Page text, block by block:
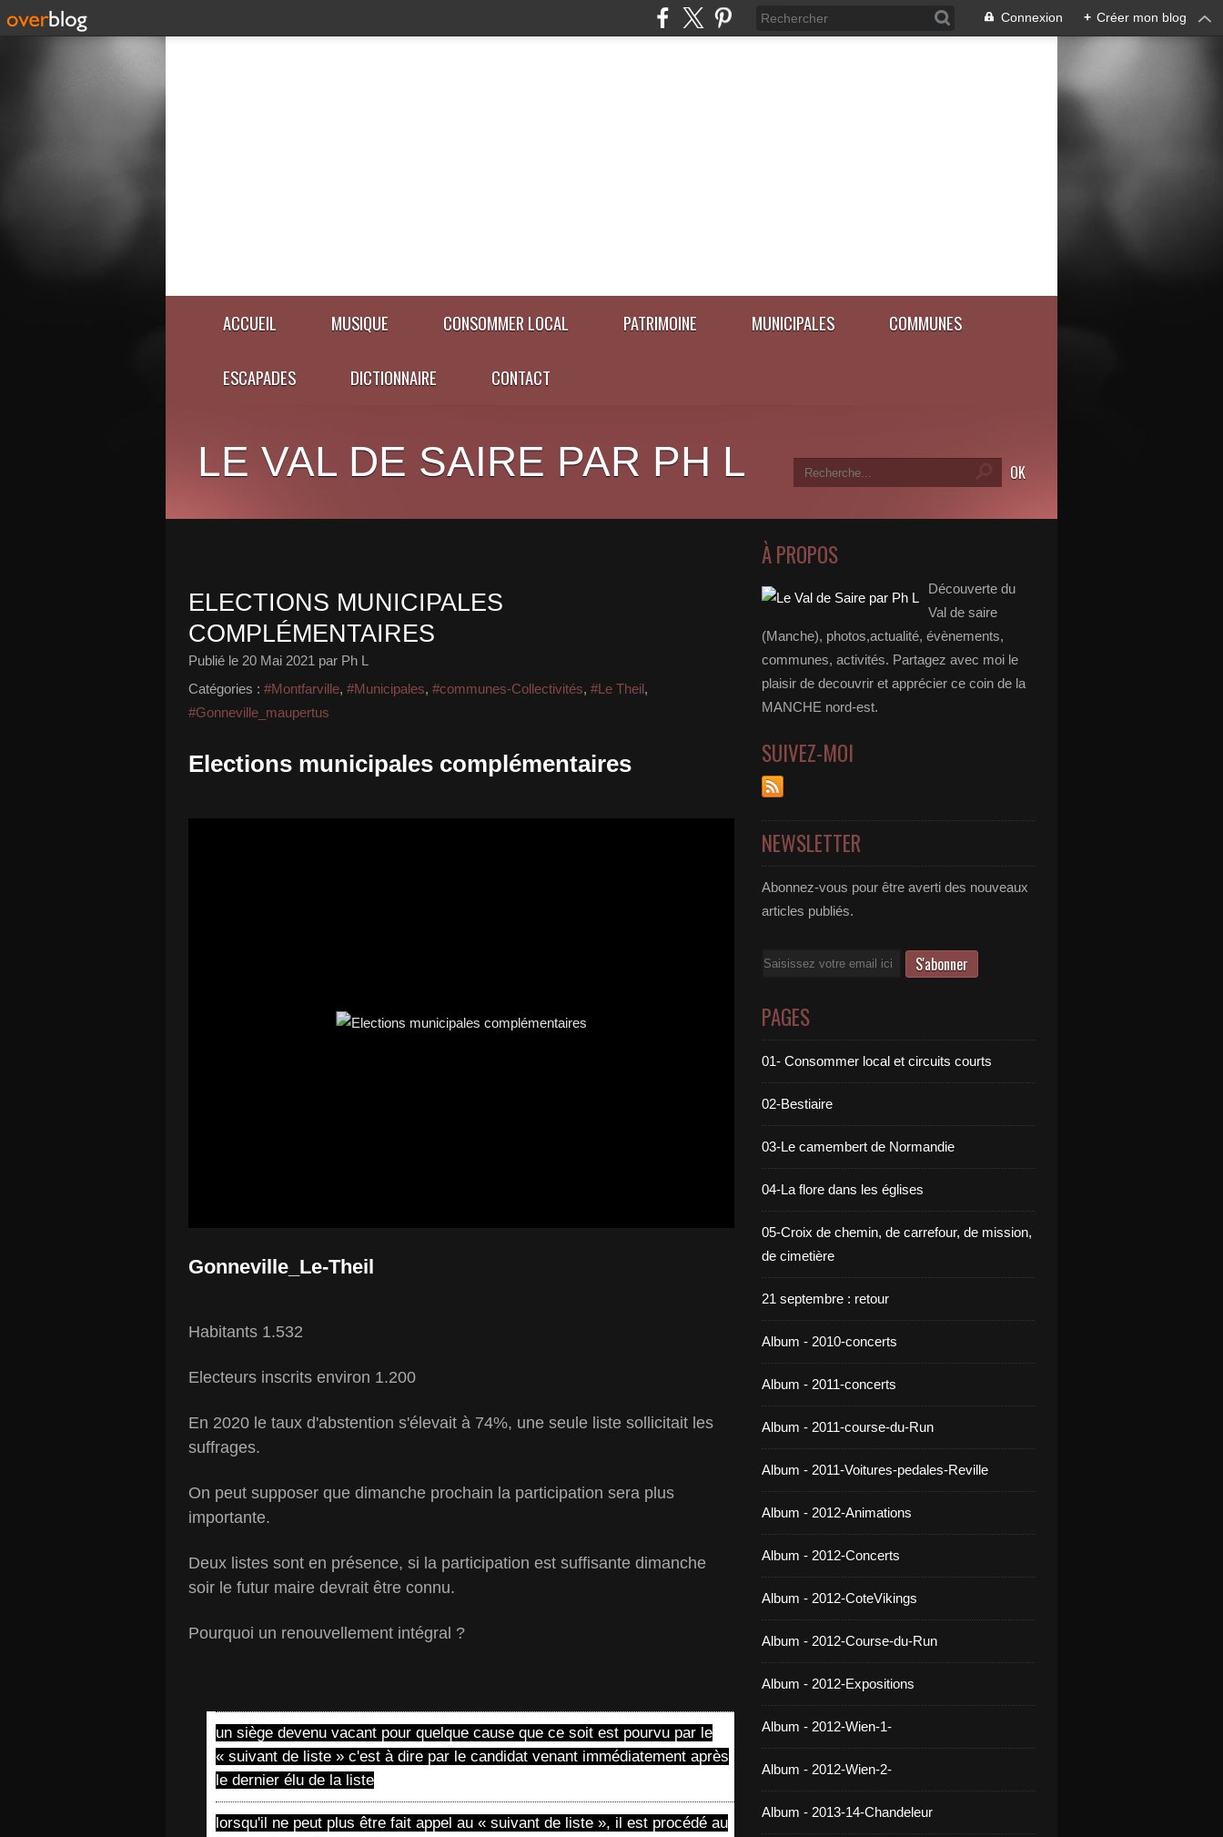
Connexion + Créer mon blog
ACCUEIL MUSIQUE CONSOMMER LOCAL PATRIMOINE MUNICIPALES COMMUNES
ESCAPADES DICTIONNAIRE CONTACT
LE VAL DE SAIRE PAR PH L
ELECTIONS MUNICIPALES
COMPLÉMENTAIRES
Publié le 20 Mai 2021 par Ph L
Catégories : #Montfarville, #Municipales, #communes-Collectivités, #Le Theil,
#Gonneville_maupertus
Elections municipales complémentaires
Gonneville_Le-Theil
Habitants 1.532
Electeurs inscrits environ 1.200
En 2020 le taux d'abstention s'élevait à 74%, une seule liste sollicitait les
suffrages.
On peut supposer que dimanche prochain la participation sera plus
importante.
Deux listes sont en présence, si la participation est suffisante dimanche
soir le futur maire devrait être connu.
Pourquoi un renouvellement intégral ?
un siège devenu vacant pour quelque cause que ce soit est pourvu par le
« suivant de liste » c'est à dire par le candidat venant immédiatement après
le dernier élu de la liste
lorsqu'il ne peut plus être fait appel au « suivant de liste », il est procédé au
À PROPOS
Découverte du
Val de saire
(Manche), photos,actualité, évènements,
communes, activités. Partagez avec moi le
plaisir de decouvrir et apprécier ce coin de la
MANCHE nord-est.
SUIVEZ-MOI
NEWSLETTER
Abonnez-vous pour être averti des nouveaux
articles publiés.
Email
PAGES
01- Consommer local et circuits courts
02-Bestiaire
03-Le camembert de Normandie
04-La flore dans les églises
05-Croix de chemin, de carrefour, de mission,
de cimetière
21 septembre : retour
Album - 2010-concerts
Album - 2011-concerts
Album - 2011-course-du-Run
Album - 2011-Voitures-pedales-Reville
Album - 2012-Animations
Album - 2012-Concerts
Album - 2012-CoteVikings
Album - 2012-Course-du-Run
Album - 2012-Expositions
Album - 2012-Wien-1-
Album - 2012-Wien-2-
Album - 2013-14-Chandeleur